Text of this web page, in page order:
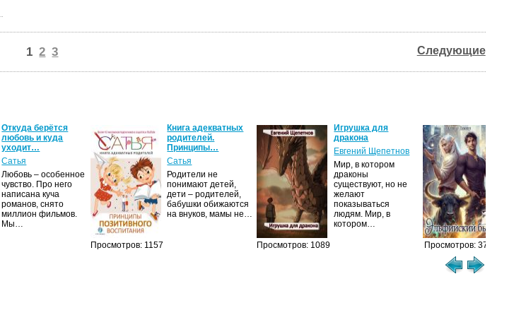
Следующие
1 2 3
Откуда берётся
любовь и куда
уходит…
Сатья
Любовь – особенное
чувство. Про него
написана куча
романов, снято
миллион фильмов.
Мы…
Просмотров: 1157
Книга адекватных
родителей.
Принципы…
Сатья
Родители не
понимают детей,
дети – родителей,
бабушки обижаются
на внуков, мамы не…
Просмотров: 1089
Игрушка для
дракона
Евгений Щепетнов
Мир, в котором
драконы
существуют, но не
желают
показываться
людям. Мир, в
котором…
Просмотров: 374